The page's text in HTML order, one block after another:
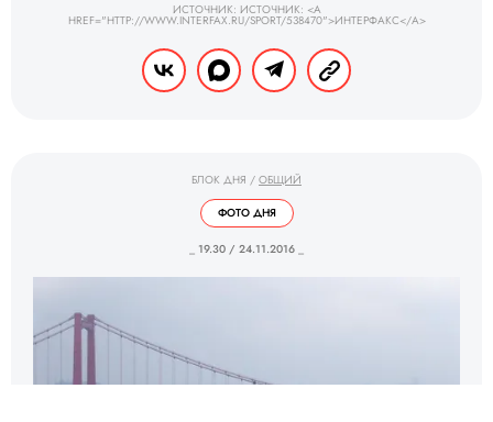
ИСТОЧНИК: ИСТОЧНИК: <A
HREF="HTTP://WWW.INTERFAX.RU/SPORT/538470">ИНТЕРФАКС</A>
БЛОК ДНЯ / ОБЩИЙ
ФОТО ДНЯ
_ 19.30 / 24.11.2016 _